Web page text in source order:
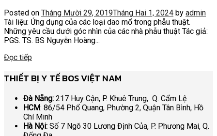
Posted on Tháng Mười 29, 2019Tháng Hai 1, 2024 by admin
Tài liệu: Ứng dụng của các loại dao mổ trong phẫu thuật.
Những yêu cầu dưới góc nhìn của các nhà phẫu thuật Tác giả:
PGS. TS. BS Nguyễn Hoàng...
Đọc tiếp
THIẾT BỊ Y TẾ BOS VIỆT NAM
Đà Nẵng: 217 Huy Cận, P. Khuê Trung, Q. Cẩm Lệ
HCM: 86/54 Phổ Quang, Phường 2, Quận Tân Bình, Hồ
Chí Minh
Hà Nội: Số 7 Ngõ 30 Lương Định Của, P. Phương Mai, Q.